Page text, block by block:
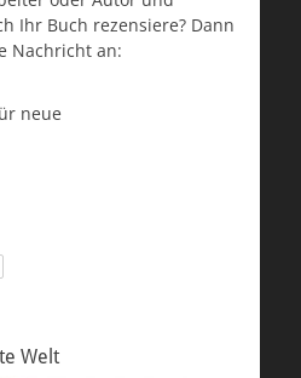
Ihr Buch rezensiere? Dann
Nachricht an:
neue
Welt